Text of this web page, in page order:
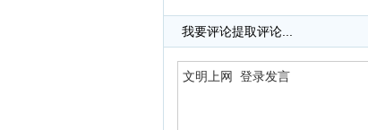
我要评论提取评论...